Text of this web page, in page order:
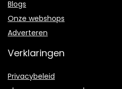
Blogs
Onze webshops
Adverteren
Verklaringen
Privacybeleid